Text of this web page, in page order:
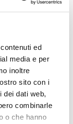
ed
media e per
inoltre
sito con i
dei dati web,
combinarle
o che hanno